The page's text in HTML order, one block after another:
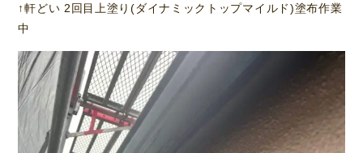
↑軒どい 2回目上塗り(ダイナミックトップマイルド)塗布作業
中